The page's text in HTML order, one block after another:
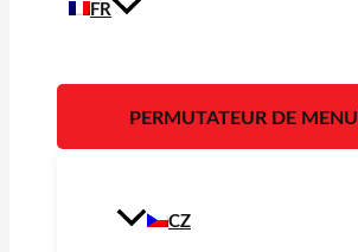
FR
PERMUTATEUR DE MENU
CZ